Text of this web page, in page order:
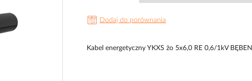
Dodaj do porównania
Kabel energetyczny YKXS żo 5x6,0 RE 0,6/1kV BĘBEN